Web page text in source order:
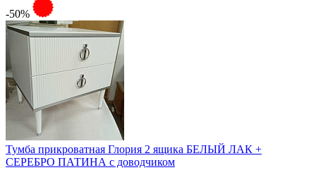
-50%
Тумба прикроватная Глория 2 ящика БЕЛЫЙ ЛАК +
СЕРЕБРО ПАТИНА с доводчиком